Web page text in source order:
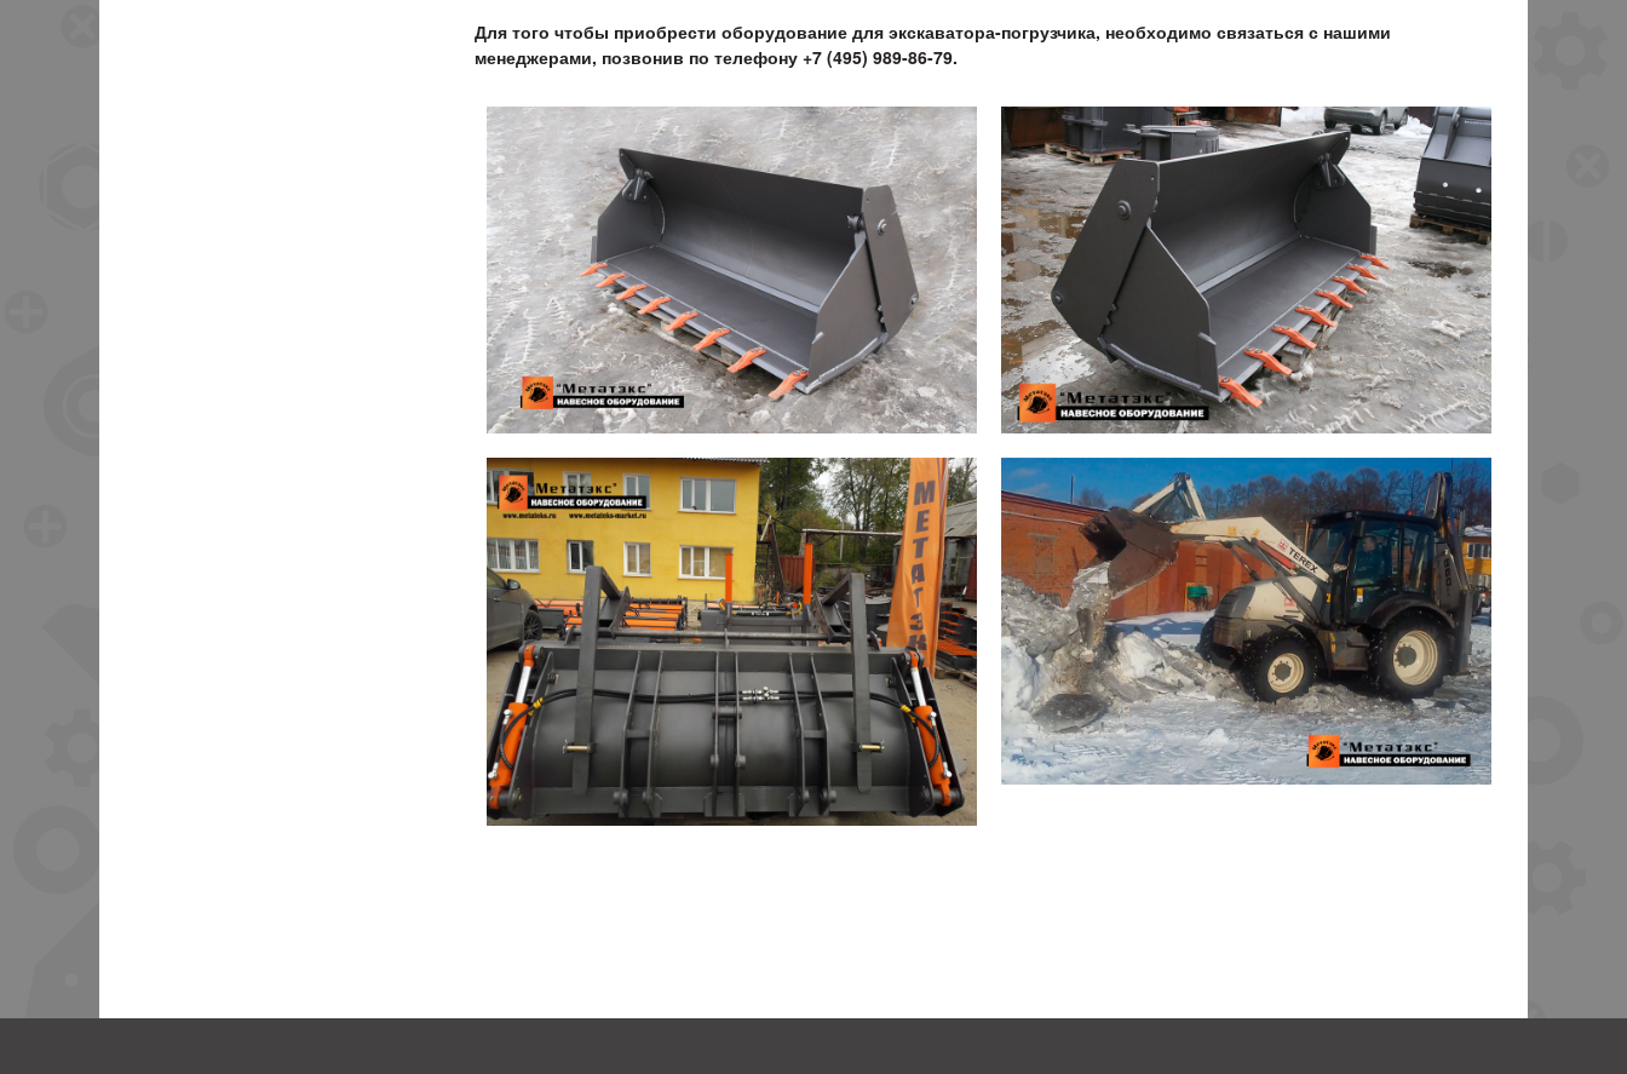
Для того чтобы приобрести оборудование для экскаватора-погрузчика, необходимо связаться с нашими
менеджерами, позвонив по телефону +7 (495) 989-86-79.